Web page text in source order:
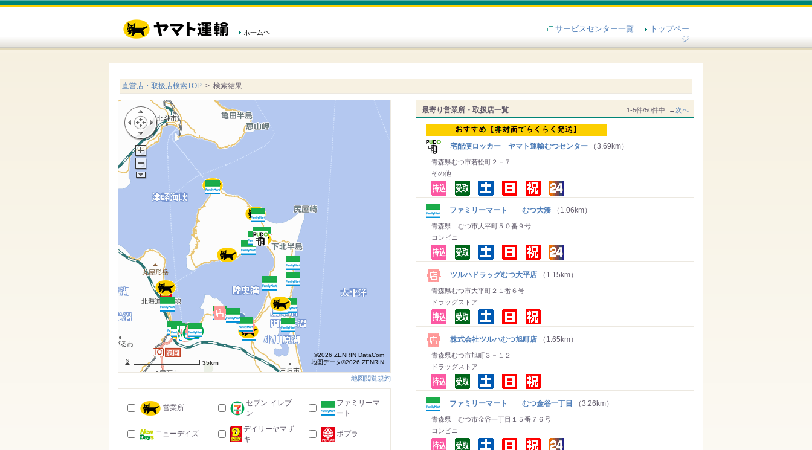
サービスセンター一覧
トップペー
ジ
直営店・取扱店検索TOP > 検索結果
最寄り営業所・取扱店一覧 1-5件/50件中 →次へ
宅配便ロッカー ヤマト運輸むつセンター （3.69km）
青森県むつ市若松町２－７
その他
ファミリーマート むつ大湊 （1.06km）
青森県 むつ市大平町５０番９号
コンビニ
ツルハドラッグむつ大平店 （1.15km）
青森県むつ市大平町２１番６号
ドラッグストア
株式会社ツルハむつ旭町店 （1.65km）
青森県むつ市旭町３－１２
ドラッグストア
ファミリーマート むつ金谷一丁目 （3.26km）
青森県 むつ市金谷一丁目１５番７６号
コンビニ
35km
©2026 ZENRIN DataCom
地図データ©2026 ZENRIN
地図閲覧規約
営業所
セブン-イレブ
ン
ファミリーマ
ート
ニューデイズ
デイリーヤマザ
キ
ポプラ